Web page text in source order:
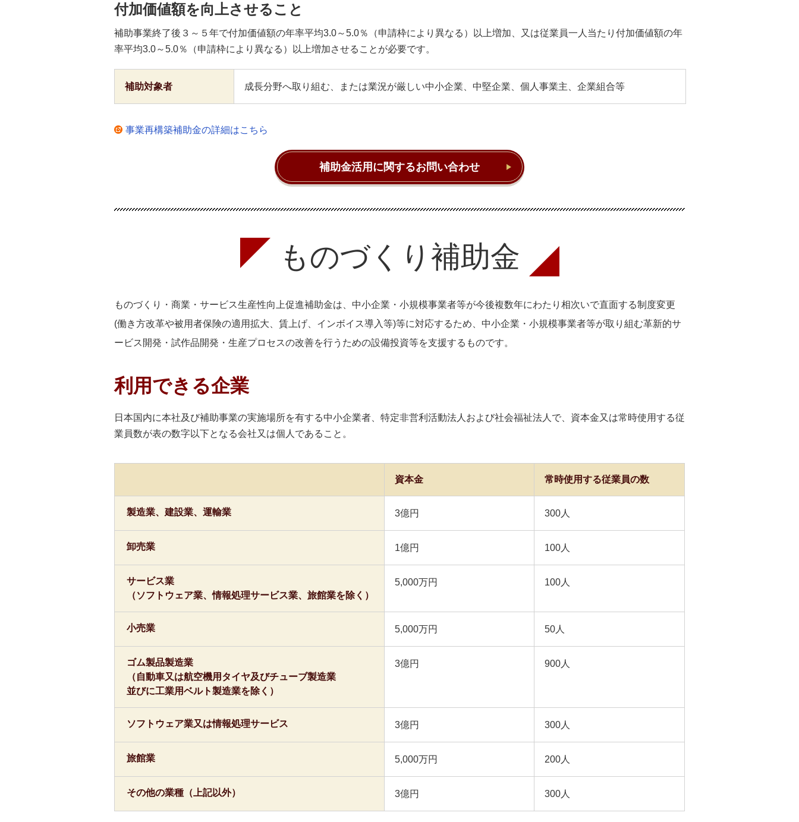
付加価値額を向上させること
補助事業終了後３～５年で付加価値額の年率平均3.0～5.0％（申請枠により異なる）以上増加、又は従業員一人当たり付加価値額の年
率平均3.0～5.0％（申請枠により異なる）以上増加させることが必要です。
補助対象者 成長分野へ取り組む、または業況が厳しい中小企業、中堅企業、個人事業主、企業組合等
事業再構築補助金の詳細はこちら
補助金活用に関するお問い合わせ
ものづくり補助金
ものづくり・商業・サービス生産性向上促進補助金は、中小企業・小規模事業者等が今後複数年にわたり相次いで直面する制度変更
(働き方改革や被用者保険の適用拡大、賃上げ、インボイス導入等)等に対応するため、中小企業・小規模事業者等が取り組む革新的サ
ービス開発・試作品開発・生産プロセスの改善を行うための設備投資等を支援するものです。
利用できる企業
日本国内に本社及び補助事業の実施場所を有する中小企業者、特定非営利活動法人および社会福祉法人で、資本金又は常時使用する従
業員数が表の数字以下となる会社又は個人であること。
資本金 常時使用する従業員の数
製造業、建設業、運輸業 3億円 300人
卸売業 1億円 100人
サービス業
（ソフトウェア業、情報処理サービス業、旅館業を除く）
5,000万円 100人
小売業 5,000万円 50人
ゴム製品製造業
（自動車又は航空機用タイヤ及びチューブ製造業
並びに工業用ベルト製造業を除く）
3億円 900人
ソフトウェア業又は情報処理サービス 3億円 300人
旅館業 5,000万円 200人
その他の業種（上記以外） 3億円 300人